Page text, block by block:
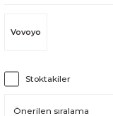
Vovoyo
Stoktakiler